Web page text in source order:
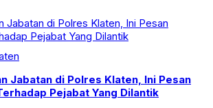
Jabatan di Polres Klaten, Ini Pesan
Pejabat Yang Dilantik